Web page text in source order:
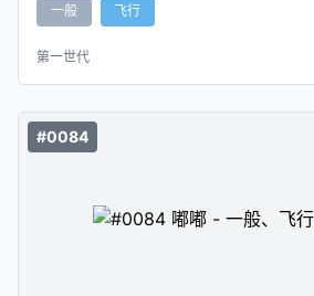
一般 飞行
第一世代
#0084